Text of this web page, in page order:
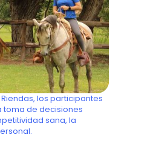
los participantes
de decisiones
sana, la